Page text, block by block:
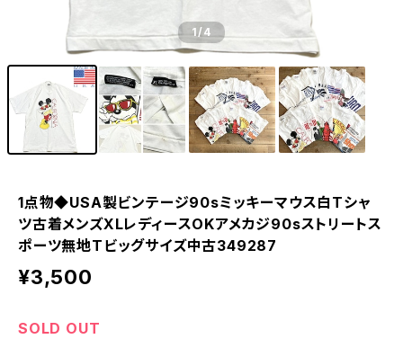
1/4
1点物◆USA製ビンテージ90sミッキーマウス白Tシャ
ツ古着メンズXLレディースOKアメカジ90sストリートス
ポーツ無地Tビッグサイズ中古349287
¥3,500
SOLD OUT